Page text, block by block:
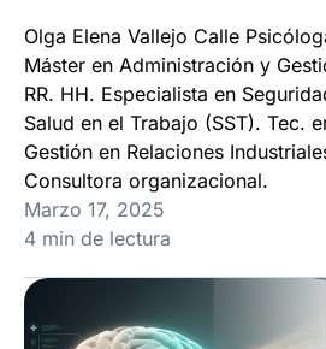
Olga Elena Vallejo Calle
Máster en Administración y
RR. HH. Especialista en
Salud en el Trabajo (SST). Tec.
Gestión en Relaciones
Consultora organizacional.
Marzo 17, 2025
4 min de lectura